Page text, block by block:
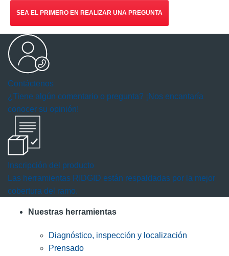
SEA EL PRIMERO EN REALIZAR UNA PREGUNTA
Contáctenos
¿Tiene algún comentario o pregunta? ¡Nos encantaría
conocer su opinión!
Inscripción del producto
Las herramientas RIDGID están respaldadas por la mejor
cobertura del ramo.
Nuestras herramientas
Diagnóstico, inspección y localización
Prensado